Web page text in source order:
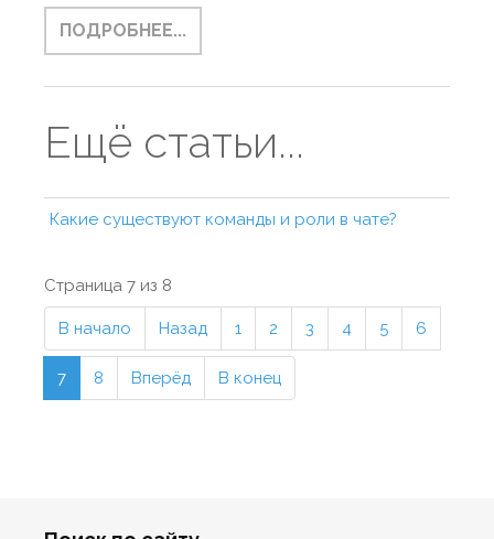
ПОДРОБНЕЕ...
Ещё статьи...
Какие существуют команды и роли в чате?
Страница 7 из 8
В начало Назад 1 2 3 4 5 6
7 8 Вперёд В конец